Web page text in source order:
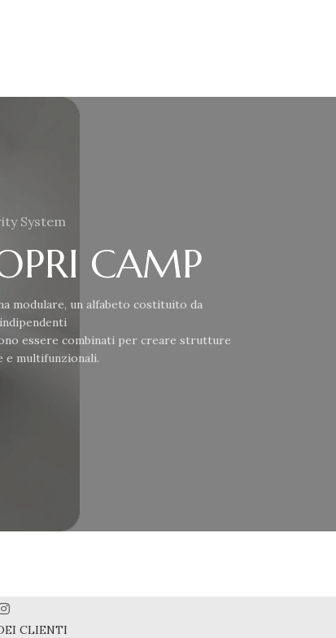
System
CAMP
modulare, un alfabeto costituito da
essere combinati per creare strutture
e multifunzionali.
CLIENTI